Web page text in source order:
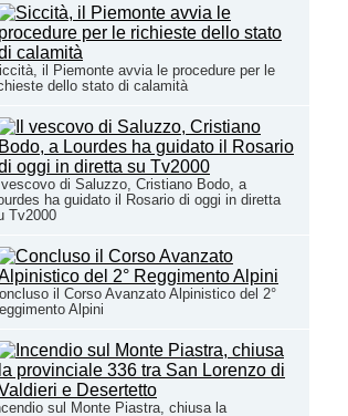
il Piemonte avvia le procedure per le
dello stato di calamità
vescovo di Saluzzo, Cristiano Bodo, a
ha guidato il Rosario di oggi in diretta
Tv2000
il Corso Avanzato Alpinistico del 2°
Alpini
sul Monte Piastra, chiusa la